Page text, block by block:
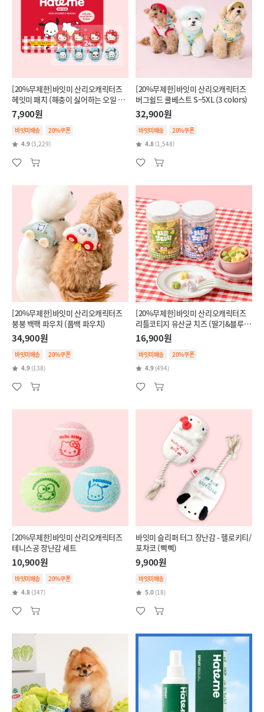
[20%무제한]바잇미 산리오캐릭터즈
헤잇미 패치 (해충이 싫어하는 오일 함
유)
7,900원
바잇미배송
20%쿠폰
4.9 (3,229)
[20%무제한]바잇미 산리오캐릭터즈
버그쉴드 쿨베스트 S~5XL (3 colors)
32,900원
바잇미배송
20%쿠폰
4.8 (1,548)
[20%무제한]바잇미 산리오캐릭터즈
붕붕 백팩 파우치 (풉백 파우치)
34,900원
바잇미배송
20%쿠폰
4.9 (138)
[20%무제한]바잇미 산리오캐릭터즈
리틀코티지 유산균 치즈 (딸기&블루베
리/단호박&브로콜리)
16,900원
바잇미배송
20%쿠폰
4.9 (494)
[20%무제한]바잇미 산리오캐릭터즈
테니스공 장난감 세트
10,900원
바잇미배송
20%쿠폰
4.8 (347)
바잇미 슬리퍼 터그 장난감 - 헬로키티/
포차코 (삑삑)
9,900원
바잇미배송
5.0 (18)